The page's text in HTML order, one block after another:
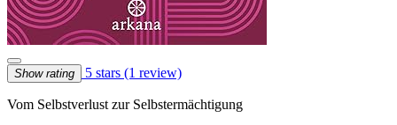
Show rating 5 stars (1 review)
Vom Selbstverlust zur Selbstermächtigung